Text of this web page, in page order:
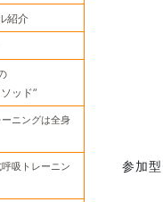
参加型
紹介
ッド”
ニングは全身
吸トレーニン